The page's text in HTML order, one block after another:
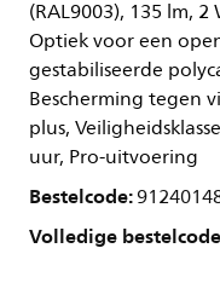
(RAL9003), 135 lm,
Optiek voor een
gestabiliseerde
Bescherming tegen
plus,
uur, Pro-uitvoering
Bestelcode:
Volledige